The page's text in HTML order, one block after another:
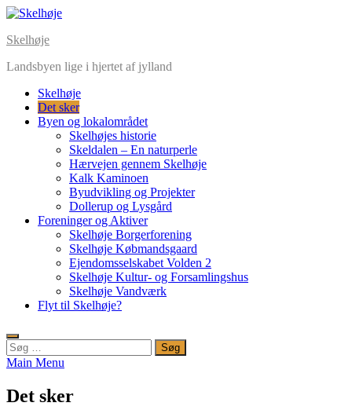
Skelhøje
Landsbyen lige i hjertet af jylland
Skelhøje
Det sker
Byen og lokalområdet
Skelhøjes historie
Skeldalen – En naturperle
Hærvejen gennem Skelhøje
Kalk Kaminoen
Byudvikling og Projekter
Dollerup og Lysgård
Foreninger og Aktiver
Skelhøje Borgerforening
Skelhøje Købmandsgaard
Ejendomsselskabet Volden 2
Skelhøje Kultur- og Forsamlingshus
Skelhøje Vandværk
Flyt til Skelhøje?
Main Menu
Det sker